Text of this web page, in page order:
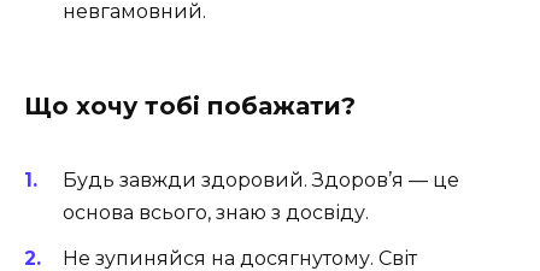
невгамовний.
Що хочу тобі побажати?
Будь завжди здоровий. Здоров’я — це
основа всього, знаю з досвіду.
Не зупиняйся на досягнутому. Світ